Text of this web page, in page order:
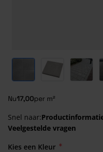
View larger image
View largerView
Nu17,00per m²
Snel naar:
Veelgestelde vragen
Kies een Kleur